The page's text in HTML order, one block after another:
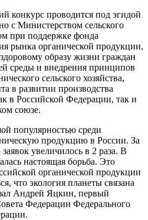
конкурс проводится под эгидой
с Министерством сельского
при поддержке фонда
рынка органической продукции,
образу жизни граждан
среды и внедрения принципов
сельского хозяйства,
в развитии производства
в Российской Федерации, так и
союзе.
популярностью среди
продукцию в России. За
увеличилось в 2 раза. В
настоящая борьба. Это
органической продукции
что экология планеты связана
Андрей Яцкин, первый
Федерации Федерального